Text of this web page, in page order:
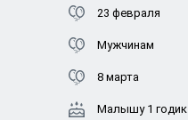
23 февраля
Мужчинам
8 марта
Малышу 1 годик